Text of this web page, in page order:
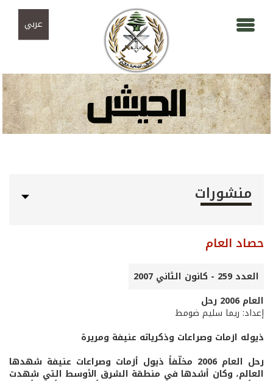
عربي
منشورات
حصاد العام
العدد 259 - كانون الثاني 2007
العام 2006 رحل
إعداد: ريما سليم ضومط
ذيوله ازمات وصراعات وذكرياته عنيفة ومريرة
رحل العام 2006 مخلّفاً ذيول أزمات وصراعات عنيفة شهدها
العالم، وكان أشدها في منطقة الشرق الأوسط التي شهدت